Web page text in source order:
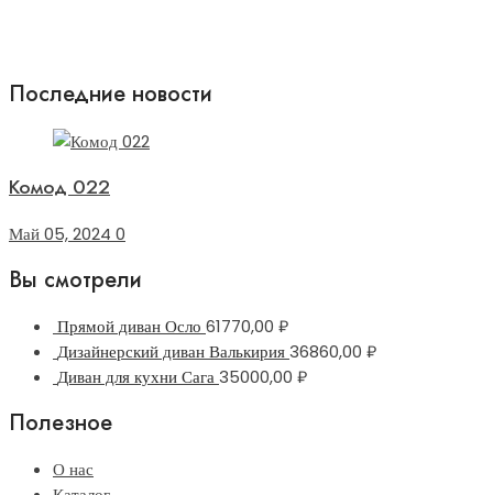
Последние новости
Комод 022
Май 05, 2024 0
Вы смотрели
Прямой диван Осло 61770,00 ₽
Дизайнерский диван Валькирия36860,00 ₽
Диван для кухни Сага35000,00 ₽
Полезное
О нас